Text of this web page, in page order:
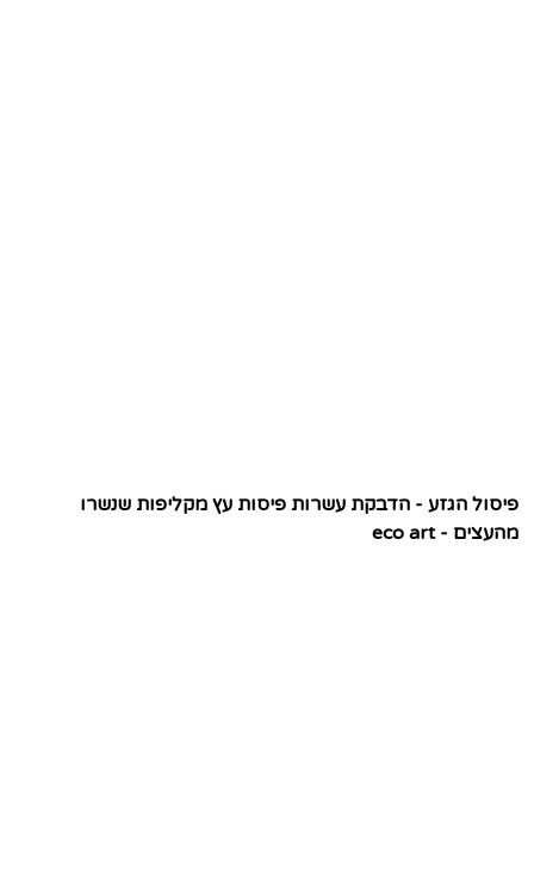
פיסול הגזע - הדבקת עשרות פיסות עץ מקליפות שנשרו
מהעצים - eco art